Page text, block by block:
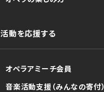
活動を応援する
オペラアミーチ会員
音楽活動支援（みんなの寄付）